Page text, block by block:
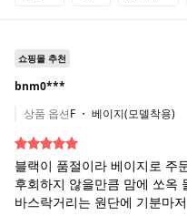
Shopping Guide
배송/결제 안내
교환/반품/AS 안내
기타안내